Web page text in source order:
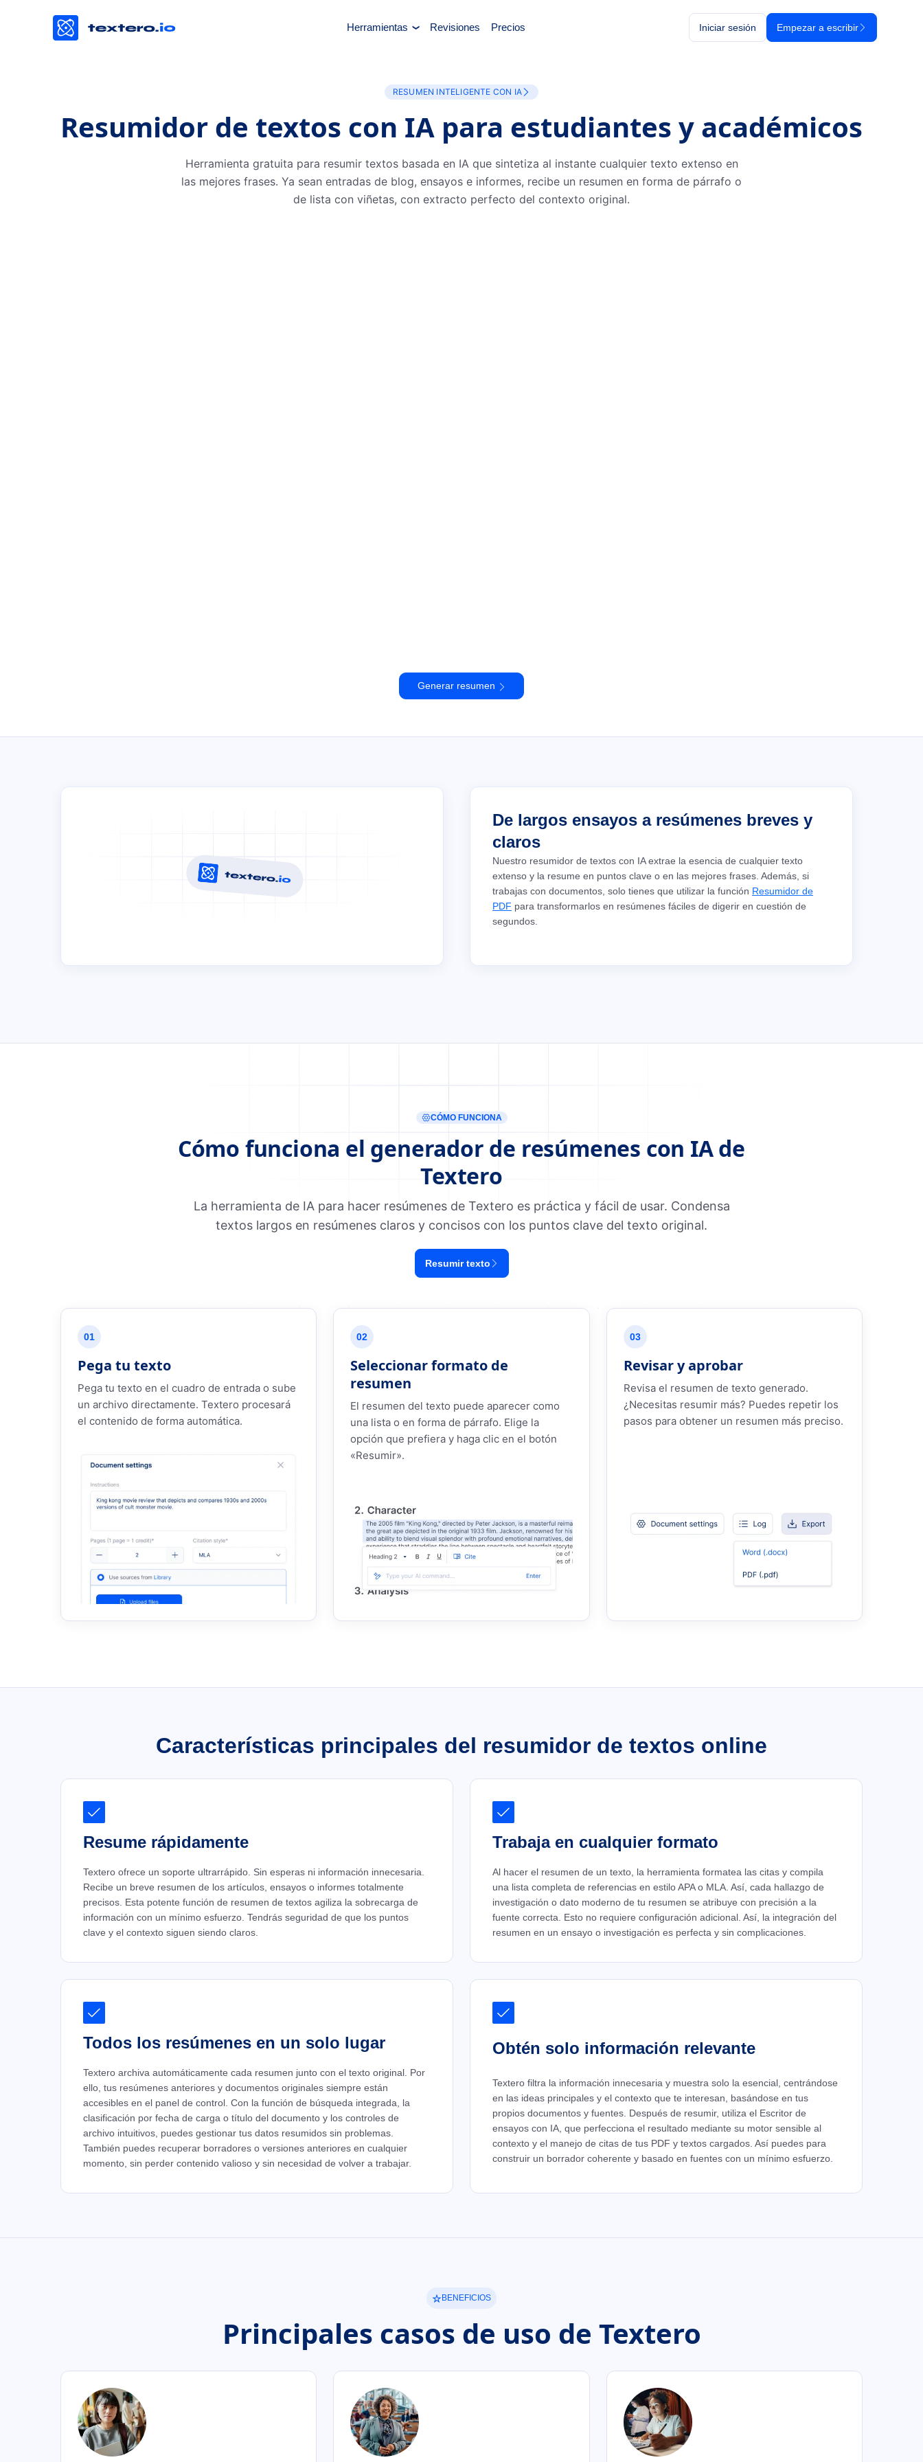
Herramientas Revisiones Precios Iniciar sesión Empezar a escribir
RESUMEN INTELIGENTE CON IA
Resumidor de textos con IA para estudiantes y académicos
Herramienta gratuita para resumir textos basada en IA que sintetiza al instante cualquier texto extenso en
las mejores frases. Ya sean entradas de blog, ensayos e informes, recibe un resumen en forma de párrafo o
de lista con viñetas, con extracto perfecto del contexto original.
Generar resumen
De largos ensayos a resúmenes breves y
claros
Nuestro resumidor de textos con IA extrae la esencia de cualquier texto
extenso y la resume en puntos clave o en las mejores frases. Además, si
trabajas con documentos, solo tienes que utilizar la función Resumidor de
PDF para transformarlos en resúmenes fáciles de digerir en cuestión de
segundos.
CÓMO FUNCIONA
Cómo funciona el generador de resúmenes con IA de
Textero
La herramienta de IA para hacer resúmenes de Textero es práctica y fácil de usar. Condensa
textos largos en resúmenes claros y concisos con los puntos clave del texto original.
Resumir texto
01
Pega tu texto
Pega tu texto en el cuadro de entrada o sube
un archivo directamente. Textero procesará
el contenido de forma automática.
02
Seleccionar formato de
resumen
El resumen del texto puede aparecer como
una lista o en forma de párrafo. Elige la
opción que prefiera y haga clic en el botón
«Resumir».
03
Revisar y aprobar
Revisa el resumen de texto generado.
¿Necesitas resumir más? Puedes repetir los
pasos para obtener un resumen más preciso.
Características principales del resumidor de textos online
Resume rápidamente
Textero ofrece un soporte ultrarrápido. Sin esperas ni información innecesaria.
Recibe un breve resumen de los artículos, ensayos o informes totalmente
precisos. Esta potente función de resumen de textos agiliza la sobrecarga de
información con un mínimo esfuerzo. Tendrás seguridad de que los puntos
clave y el contexto siguen siendo claros.
Trabaja en cualquier formato
Al hacer el resumen de un texto, la herramienta formatea las citas y compila
una lista completa de referencias en estilo APA o MLA. Así, cada hallazgo de
investigación o dato moderno de tu resumen se atribuye con precisión a la
fuente correcta. Esto no requiere configuración adicional. Así, la integración del
resumen en un ensayo o investigación es perfecta y sin complicaciones.
Todos los resúmenes en un solo lugar
Textero archiva automáticamente cada resumen junto con el texto original. Por
ello, tus resúmenes anteriores y documentos originales siempre están
accesibles en el panel de control. Con la función de búsqueda integrada, la
clasificación por fecha de carga o título del documento y los controles de
archivo intuitivos, puedes gestionar tus datos resumidos sin problemas.
También puedes recuperar borradores o versiones anteriores en cualquier
momento, sin perder contenido valioso y sin necesidad de volver a trabajar.
Obtén solo información relevante
Textero filtra la información innecesaria y muestra solo la esencial, centrándose
en las ideas principales y el contexto que te interesan, basándose en tus
propios documentos y fuentes. Después de resumir, utiliza el Escritor de
ensayos con IA, que perfecciona el resultado mediante su motor sensible al
contexto y el manejo de citas de tus PDF y textos cargados. Así puedes para
construir un borrador coherente y basado en fuentes con un mínimo esfuerzo.
BENEFICIOS
Principales casos de uso de Textero